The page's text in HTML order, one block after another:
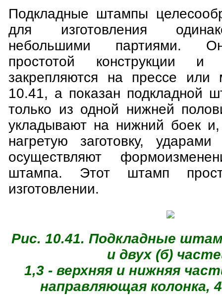
Подкладные штампы
для изготовления
небольшими партиями.
простотой конструкции
закрепляются на прессе
10.41, а показан подкладной
только из одной нижней
укладывают на нижний боек
нагретую заготовку,
осуществляют
штампа. Этот штамп
изготовлении.
Рис. 10.41. Подкладные
и двух (б)
1,3 - верхняя и нижняя
направляющая колонка,